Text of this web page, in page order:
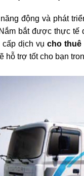
động và phát
bắt được thực
cấp dịch vụcho thuê
hỗ trợ tốt cho bạn